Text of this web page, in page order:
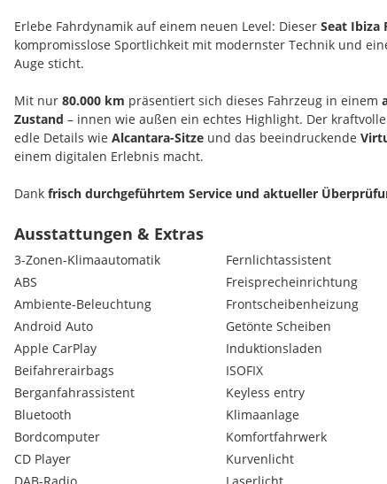
Erlebe Fahrdynamik auf einem neuen Level: Dieser Seat Ibiza
kompromisslose Sportlichkeit mit modernster Technik und
Auge sticht.
Mit nur 80.000 km präsentiert sich dieses Fahrzeug in einem
Zustand – innen wie außen ein echtes Highlight. Der
edle Details wie Alcantara-Sitze und das beeindruckende
einem digitalen Erlebnis macht.
Dank frisch durchgeführtem Service und aktueller
Dieses Fahrzeug ist nicht einfach nur ein Auto – es ist ein
Stil und Technik kompromisslos vereinen wollen.
ALLGEMEINES MD AUTOMOBILE.:
FINANZIERUNG:
Individuelle Finanzierungsmöglichkeiten sind bei uns
Anzahlung und auch ohne Eintausch des Altfahrzeugs. Wir
um Ihnen alle Informationen transparent zur Verfügung zu
Ihrer Reise zu uns alle Details kennen.
Ausstattungen & Extras
3-Zonen-Klimaautomatik
ABS
Ambiente-Beleuchtung
Android Auto
Apple CarPlay
Beifahrerairbags
Berganfahrassistent
Bluetooth
Bordcomputer
CD Player
Fernlichtassistent
Freisprecheinrichtung
Frontscheibenheizung
Getönte Scheiben
Induktionsladen
ISOFIX
Keyless entry
Klimaanlage
Komfortfahrwerk
Kurvenlicht